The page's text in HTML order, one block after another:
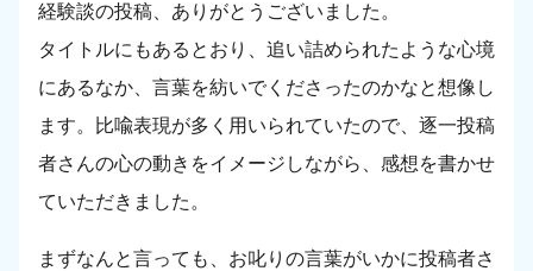
経験談の投稿、ありがとうございました。
タイトルにもあるとおり、追い詰められたような心境
にあるなか、言葉を紡いでくださったのかなと想像し
ます。比喩表現が多く用いられていたので、逐一投稿
者さんの心の動きをイメージしながら、感想を書かせ
ていただきました。
まずなんと言っても、お叱りの言葉がいかに投稿者さ